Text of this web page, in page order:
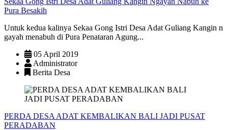
Pura Besakih
Untuk kedua kalinya Sekaa Gong Istri Desa Adat Guliang Kangin n
gayah menabuh di Pura Penataran Agung...
05 April 2019
Administrator
Berita Desa
PERDA DESA ADAT KEMBALIKAN BALI JADI PUSAT
PERADABAN